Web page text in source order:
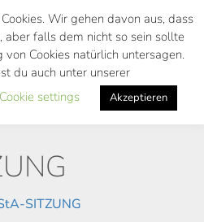
SITZUNG
Wir gehen davon aus, dass
aber falls dem nicht so sein sollte
Cookies natürlich untersagen.
du auch unter unserer
Cookie settings Akzeptieren